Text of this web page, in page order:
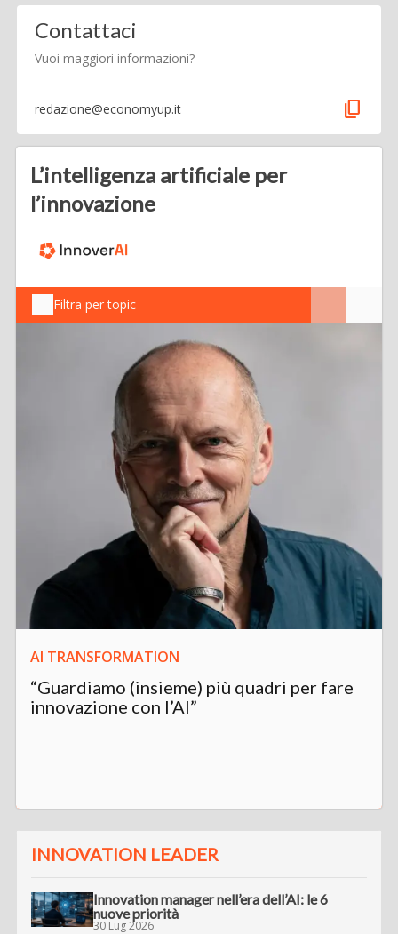
Contattaci
Vuoi maggiori informazioni?
redazione@economyup.it content_copy
L’intelligenza artificiale per
l’innovazione
Filtra per topic
AI TRANSFORMATION
“Guardiamo (insieme) più quadri per fare
innovazione con l’AI”
INNOVATION LEADER
Innovation manager nell’era dell’AI: le 6
nuove priorità
30 Lug 2026